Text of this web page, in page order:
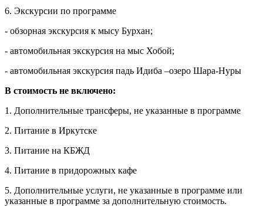
6. Экскурсии по программе
- обзорная экскурсия к мысу Бурхан;
- автомобильная экскурсия на мыс Хобой;
- автомобильная экскурсия падь Идиба –озеро Шара-Нуры
В стоимость не включено:
1. Дополнительные трансферы, не указанные в программе
2. Питание в Иркутске
3. Питание на КБЖД
4. Питание в придорожных кафе
5. Дополнительные услуги, не указанные в программе или
указанные в программе за дополнительную стоимость.